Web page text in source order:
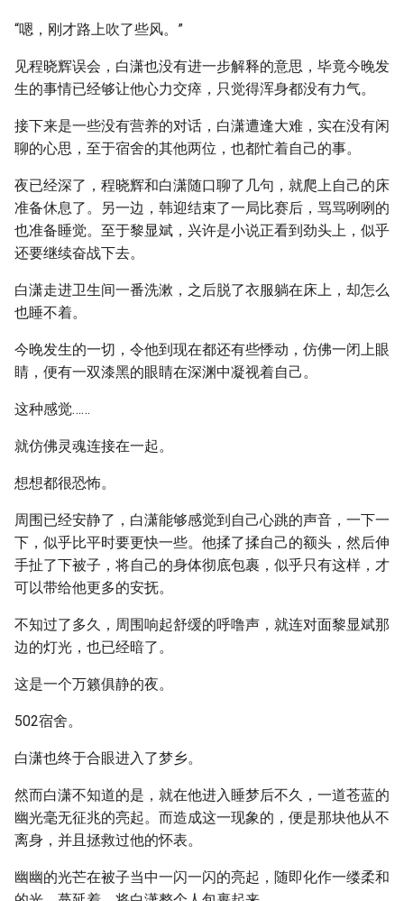
“嗯，刚才路上吹了些风。”
见程晓辉误会，白潇也没有进一步解释的意思，毕竟今晚发
生的事情已经够让他心力交瘁，只觉得浑身都没有力气。
接下来是一些没有营养的对话，白潇遭逢大难，实在没有闲
聊的心思，至于宿舍的其他两位，也都忙着自己的事。
夜已经深了，程晓辉和白潇随口聊了几句，就爬上自己的床
准备休息了。另一边，韩迎结束了一局比赛后，骂骂咧咧的
也准备睡觉。至于黎显斌，兴许是小说正看到劲头上，似乎
还要继续奋战下去。
白潇走进卫生间一番洗漱，之后脱了衣服躺在床上，却怎么
也睡不着。
今晚发生的一切，令他到现在都还有些悸动，仿佛一闭上眼
睛，便有一双漆黑的眼睛在深渊中凝视着自己。
这种感觉……
就仿佛灵魂连接在一起。
想想都很恐怖。
周围已经安静了，白潇能够感觉到自己心跳的声音，一下一
下，似乎比平时要更快一些。他揉了揉自己的额头，然后伸
手扯了下被子，将自己的身体彻底包裹，似乎只有这样，才
可以带给他更多的安抚。
不知过了多久，周围响起舒缓的呼噜声，就连对面黎显斌那
边的灯光，也已经暗了。
这是一个万籁俱静的夜。
502宿舍。
白潇也终于合眼进入了梦乡。
然而白潇不知道的是，就在他进入睡梦后不久，一道苍蓝的
幽光毫无征兆的亮起。而造成这一现象的，便是那块他从不
离身，并且拯救过他的怀表。
幽幽的光芒在被子当中一闪一闪的亮起，随即化作一缕柔和